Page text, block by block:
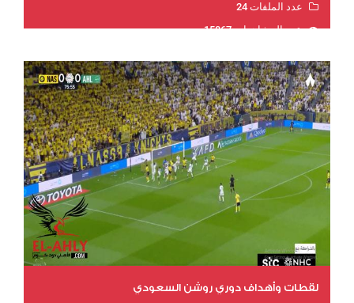
عدد الملفات 24
عدد المشاهدات 15867
لقطات وأهداف دوري روشن السعودي